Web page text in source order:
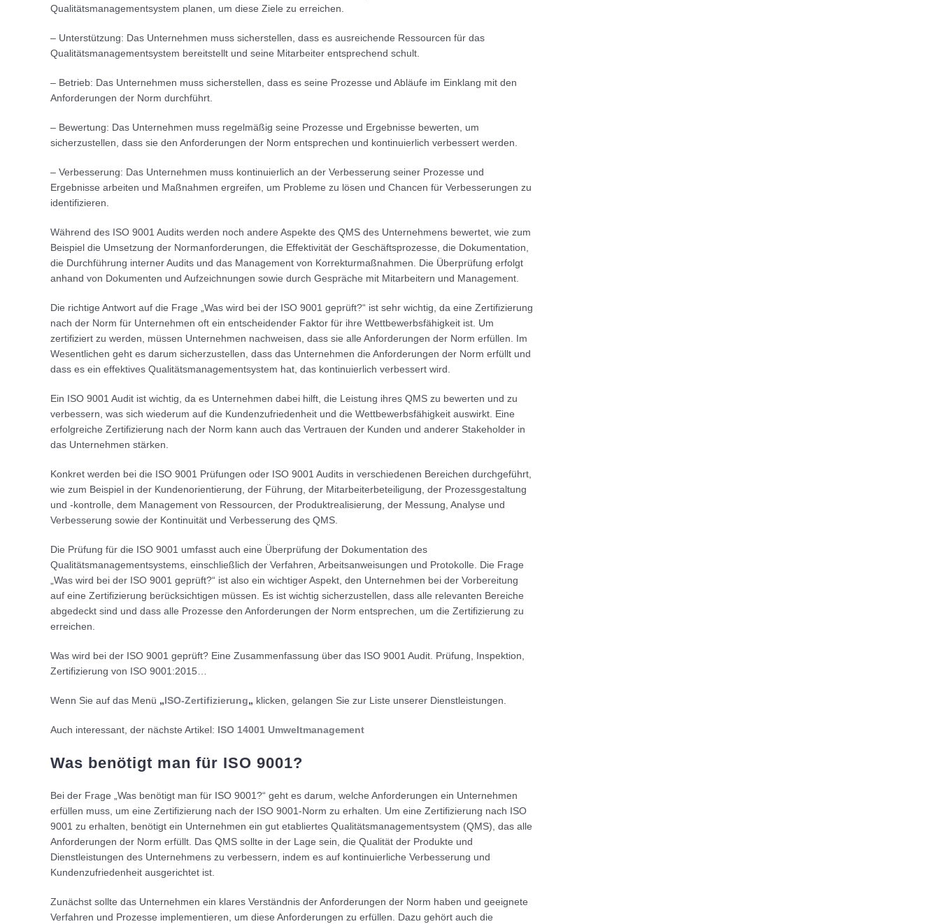
Qualitätsmanagementsystem planen, um diese Ziele zu erreichen.
– Unterstützung: Das Unternehmen muss sicherstellen, dass es ausreichende Ressourcen für das
Qualitätsmanagementsystem bereitstellt und seine Mitarbeiter entsprechend schult.
– Betrieb: Das Unternehmen muss sicherstellen, dass es seine Prozesse und Abläufe im Einklang mit den
Anforderungen der Norm durchführt.
– Bewertung: Das Unternehmen muss regelmäßig seine Prozesse und Ergebnisse bewerten, um
sicherzustellen, dass sie den Anforderungen der Norm entsprechen und kontinuierlich verbessert werden.
– Verbesserung: Das Unternehmen muss kontinuierlich an der Verbesserung seiner Prozesse und
Ergebnisse arbeiten und Maßnahmen ergreifen, um Probleme zu lösen und Chancen für Verbesserungen zu
identifizieren.
Während des ISO 9001 Audits werden noch andere Aspekte des QMS des Unternehmens bewertet, wie zum
Beispiel die Umsetzung der Normanforderungen, die Effektivität der Geschäftsprozesse, die Dokumentation,
die Durchführung interner Audits und das Management von Korrekturmaßnahmen. Die Überprüfung erfolgt
anhand von Dokumenten und Aufzeichnungen sowie durch Gespräche mit Mitarbeitern und Management.
Die richtige Antwort auf die Frage „Was wird bei der ISO 9001 geprüft?“ ist sehr wichtig, da eine Zertifizierung
nach der Norm für Unternehmen oft ein entscheidender Faktor für ihre Wettbewerbsfähigkeit ist. Um
zertifiziert zu werden, müssen Unternehmen nachweisen, dass sie alle Anforderungen der Norm erfüllen. Im
Wesentlichen geht es darum sicherzustellen, dass das Unternehmen die Anforderungen der Norm erfüllt und
dass es ein effektives Qualitätsmanagementsystem hat, das kontinuierlich verbessert wird.
Ein ISO 9001 Audit ist wichtig, da es Unternehmen dabei hilft, die Leistung ihres QMS zu bewerten und zu
verbessern, was sich wiederum auf die Kundenzufriedenheit und die Wettbewerbsfähigkeit auswirkt. Eine
erfolgreiche Zertifizierung nach der Norm kann auch das Vertrauen der Kunden und anderer Stakeholder in
das Unternehmen stärken.
Konkret werden bei die ISO 9001 Prüfungen oder ISO 9001 Audits in verschiedenen Bereichen durchgeführt,
wie zum Beispiel in der Kundenorientierung, der Führung, der Mitarbeiterbeteiligung, der Prozessgestaltung
und -kontrolle, dem Management von Ressourcen, der Produktrealisierung, der Messung, Analyse und
Verbesserung sowie der Kontinuität und Verbesserung des QMS.
Die Prüfung für die ISO 9001 umfasst auch eine Überprüfung der Dokumentation des
Qualitätsmanagementsystems, einschließlich der Verfahren, Arbeitsanweisungen und Protokolle. Die Frage
„Was wird bei der ISO 9001 geprüft?“ ist also ein wichtiger Aspekt, den Unternehmen bei der Vorbereitung
auf eine Zertifizierung berücksichtigen müssen. Es ist wichtig sicherzustellen, dass alle relevanten Bereiche
abgedeckt sind und dass alle Prozesse den Anforderungen der Norm entsprechen, um die Zertifizierung zu
erreichen.
Was wird bei der ISO 9001 geprüft? Eine Zusammenfassung über das ISO 9001 Audit. Prüfung, Inspektion,
Zertifizierung von ISO 9001:2015…
Wenn Sie auf das Menü „ISO-Zertifizierung„ klicken, gelangen Sie zur Liste unserer Dienstleistungen.
Auch interessant, der nächste Artikel: ISO 14001 Umweltmanagement
Was benötigt man für ISO 9001?
Bei der Frage „Was benötigt man für ISO 9001?“ geht es darum, welche Anforderungen ein Unternehmen
erfüllen muss, um eine Zertifizierung nach der ISO 9001-Norm zu erhalten. Um eine Zertifizierung nach ISO
9001 zu erhalten, benötigt ein Unternehmen ein gut etabliertes Qualitätsmanagementsystem (QMS), das alle
Anforderungen der Norm erfüllt. Das QMS sollte in der Lage sein, die Qualität der Produkte und
Dienstleistungen des Unternehmens zu verbessern, indem es auf kontinuierliche Verbesserung und
Kundenzufriedenheit ausgerichtet ist.
Zunächst sollte das Unternehmen ein klares Verständnis der Anforderungen der Norm haben und geeignete
Verfahren und Prozesse implementieren, um diese Anforderungen zu erfüllen. Dazu gehört auch die